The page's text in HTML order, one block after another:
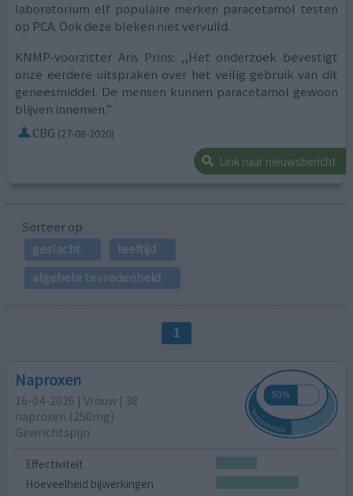
laboratorium elf populaire merken paracetamol testen
op PCA. Ook deze bleken niet vervuild.
KNMP-voorzitter Aris Prins: ,,Het onderzoek bevestigt
onze eerdere uitspraken over het veilig gebruik van dit
geneesmiddel. De mensen kunnen paracetamol gewoon
blijven innemen.”
CBG (27-08-2020)
Link naar nieuwsbericht
Sorteer op
geslacht
leeftijd
algehele tevredenheid
1
Naproxen
16-04-2026 | Vrouw | 38
naproxen (250mg)
Gewrichtspijn
Effectiviteit
Hoeveelheid bijwerkingen